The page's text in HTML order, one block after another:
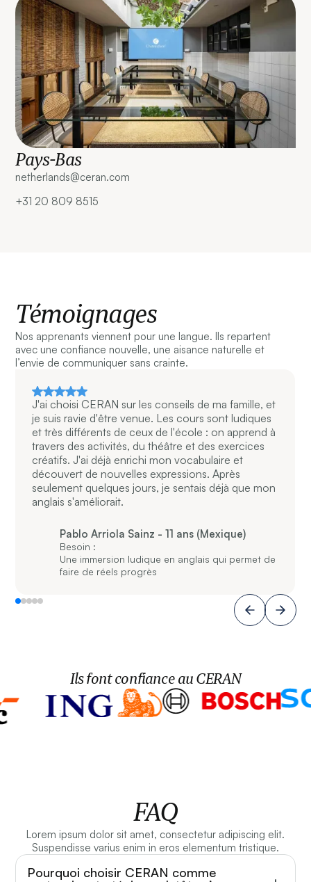
Pays-Bas
netherlands@ceran.com‍
+31 20 809 8515
Témoignages
Nos apprenants viennent pour une langue. Ils repartent
avec une confiance nouvelle, une aisance naturelle et
l’envie de communiquer sans crainte.
J'ai choisi CERAN sur les conseils de ma famille, et
je suis ravie d'être venue. Les cours sont ludiques
et très différents de ceux de l'école : on apprend à
travers des activités, du théâtre et des exercices
créatifs. J'ai déjà enrichi mon vocabulaire et
découvert de nouvelles expressions. Après
seulement quelques jours, je sentais déjà que mon
anglais s'améliorait.
Pablo Arriola Sainz - 11 ans (Mexique)
Besoin :
Une immersion ludique en anglais qui permet de
faire de réels progrès
Ils font confiance au CERAN
FAQ
Lorem ipsum dolor sit amet, consectetur adipiscing elit.
Suspendisse varius enim in eros elementum tristique.
Pourquoi choisir CERAN comme